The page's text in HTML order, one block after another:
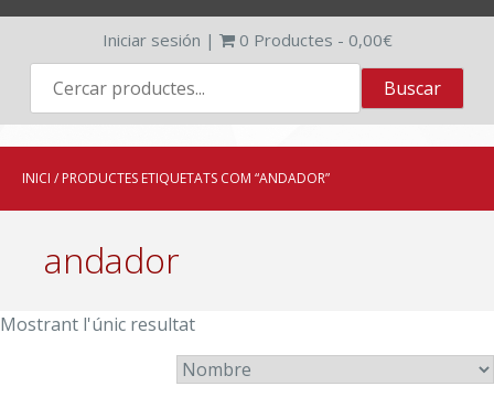
Iniciar sesión | 0 Productes - 0,00€
INICI / PRODUCTES ETIQUETATS COM “ANDADOR”
andador
Mostrant l'únic resultat